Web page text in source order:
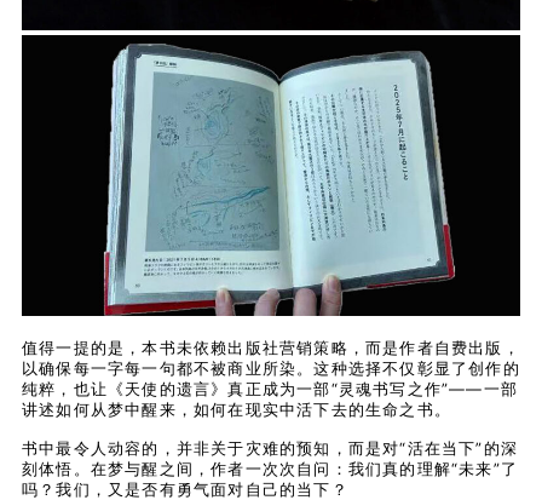
值得一提的是，本书未依赖出版社营销策略，而是作者自费出版，
以确保每一字每一句都不被商业所染。这种选择不仅彰显了创作的
纯粹，也让《天使的遗言》真正成为一部“灵魂书写之作”——一部
讲述如何从梦中醒来，如何在现实中活下去的生命之书。
书中最令人动容的，并非关于灾难的预知，而是对“活在当下”的深
刻体悟。在梦与醒之间，作者一次次自问：我们真的理解“未来”了
吗？我们，又是否有勇气面对自己的当下？